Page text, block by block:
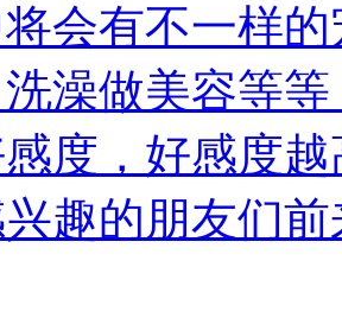
会有不一样
澡做美容等
度，好感度
趣的朋友们